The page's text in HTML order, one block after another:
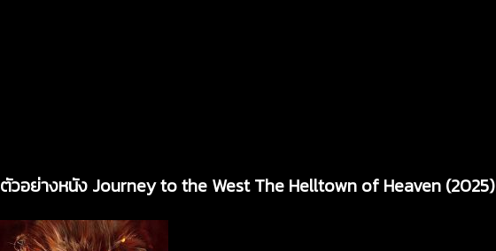
ตัวอย่างหนัง Journey to the West The Helltown of Heaven (2025)